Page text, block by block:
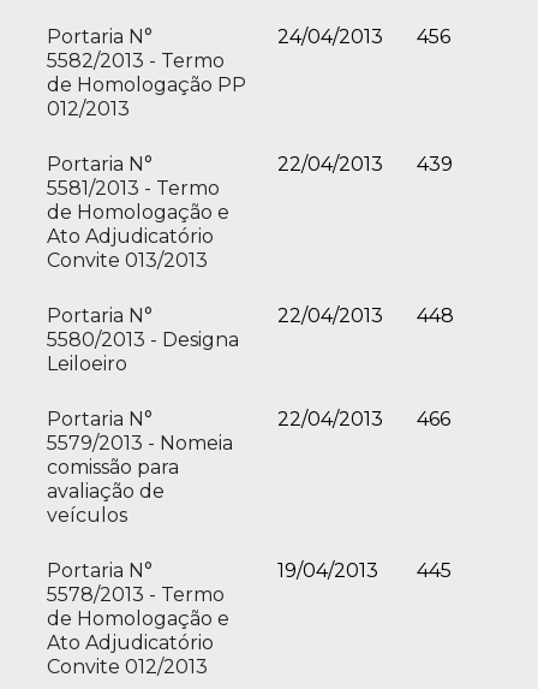
Portaria N°
5582/2013 - Termo
de Homologação PP
012/2013
24/04/2013 456
Portaria N°
5581/2013 - Termo
de Homologação e
Ato Adjudicatório
Convite 013/2013
22/04/2013 439
Portaria N°
5580/2013 - Designa
Leiloeiro
22/04/2013 448
Portaria N°
5579/2013 - Nomeia
comissão para
avaliação de
veículos
22/04/2013 466
Portaria N°
5578/2013 - Termo
de Homologação e
Ato Adjudicatório
Convite 012/2013
19/04/2013 445